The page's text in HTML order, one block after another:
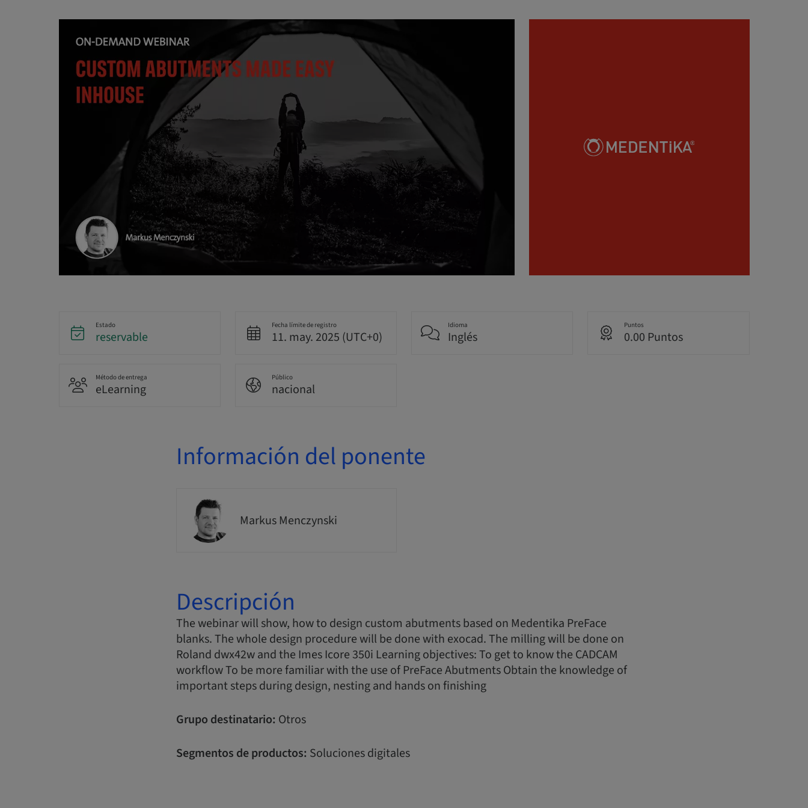
Estado
reservable
Fecha límite de registro
11. may. 2025 (UTC+0)
Idioma
Inglés
Puntos
0.00 Puntos
Método de entrega
eLearning
Público
nacional
Información del ponente
Markus Menczynski
Descripción
The webinar will show, how to design custom abutments based on Medentika PreFace
blanks. The whole design procedure will be done with exocad. The milling will be done on
Roland dwx42w and the Imes Icore 350i Learning objectives: To get to know the CADCAM
workflow To be more familiar with the use of PreFace Abutments Obtain the knowledge of
important steps during design, nesting and hands on finishing
Grupo destinatario: Otros
Segmentos de productos: Soluciones digitales